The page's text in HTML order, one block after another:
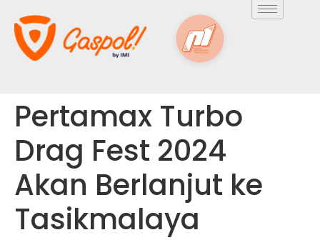
Pertamax Turbo
Drag Fest 2024
Akan Berlanjut ke
Tasikmalaya